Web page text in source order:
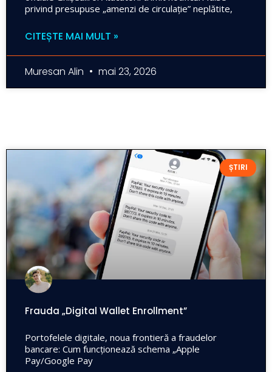
privind presupuse „amenzi de circulație” neplătite,
CITEȘTE MAI MULT »
Muresan Alin mai 23, 2026
ȘTIRI
Frauda „Digital Wallet Enrollment”
Portofelele digitale, noua frontieră a fraudelor
bancare: Cum funcționează schema „Apple
Pay/Google Pay